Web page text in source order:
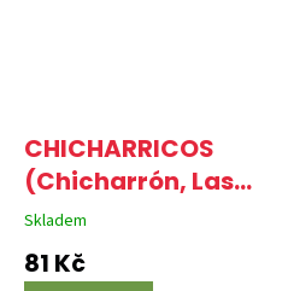
CHICHARRICOS
(Chicharrón, Las
cortezas de cerdo
fritas) 100G 😎
Průměrné
hodnocení
produktu
Skladem
81 Kč